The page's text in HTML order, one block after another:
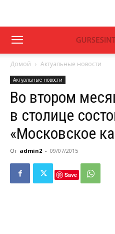
Домой Актуальные новости
Актуальные новости
Во втором
в столице
«Московское
От admin2 - 09/07/2015
Save